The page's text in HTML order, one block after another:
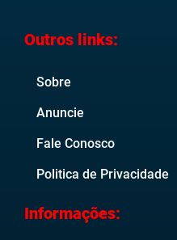
Outros links:
Sobre
Anuncie
Fale Conosco
Politica de Privacidade
Informações: